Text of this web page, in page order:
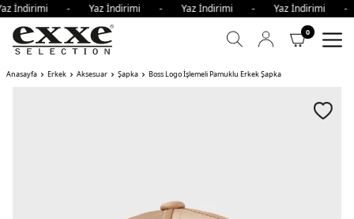
İndirimi - Yaz İndirimi - Yaz İndirimi - Yaz
0
Anasayfa Erkek Aksesuar Şapka Boss Logo İşlemeli Pamuklu Erkek Şapka